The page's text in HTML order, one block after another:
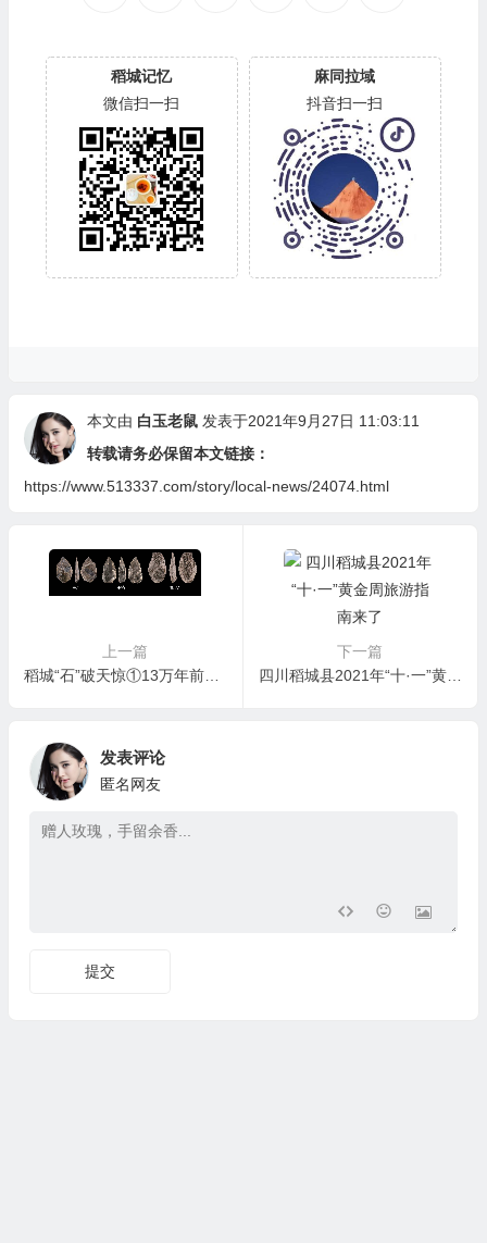
稻城记忆
微信扫一扫
麻同拉域
抖音扫一扫
本文由 白玉老鼠 发表于2021年9月27日 11:03:11
转载请务必保留本文链接：
https://www.513337.com/story/local-news/24074.html
上一篇
稻城“石”破天惊①13万年前手斧现身雪域高原
下一篇
四川稻城县2021年“十·一”黄金周旅游指南来了
发表评论
匿名网友
提交